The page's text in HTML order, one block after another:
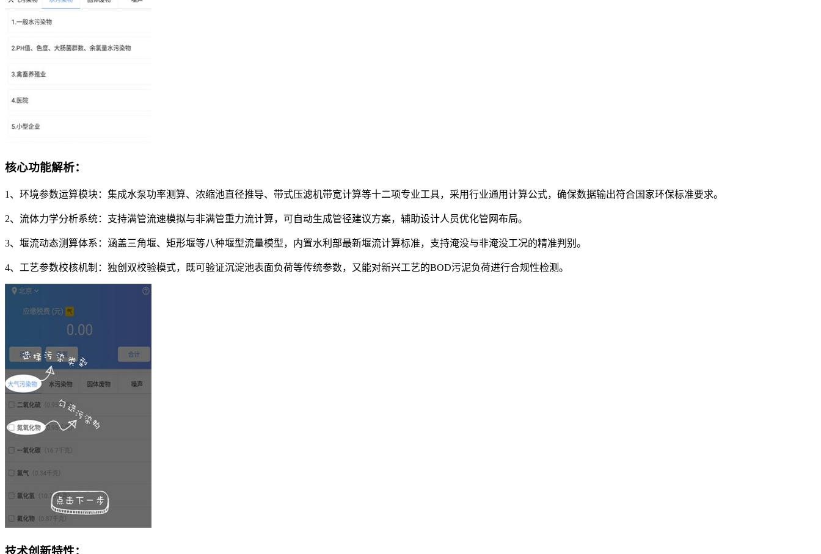
核心功能解析：
1、环境参数运算模块：集成水泵功率测算、浓缩池直径推导、带式压滤机带宽计算等十二项专业工具，采用行业通用计算公式，确保数据输出符合国家环保标准要求。
2、流体力学分析系统：支持满管流速模拟与非满管重力流计算，可自动生成管径建议方案，辅助设计人员优化管网布局。
3、堰流动态测算体系：涵盖三角堰、矩形堰等八种堰型流量模型，内置水利部最新堰流计算标准，支持淹没与非淹没工况的精准判别。
4、工艺参数校核机制：独创双校验模式，既可验证沉淀池表面负荷等传统参数，又能对新兴工艺的BOD污泥负荷进行合规性检测。
技术创新特性：